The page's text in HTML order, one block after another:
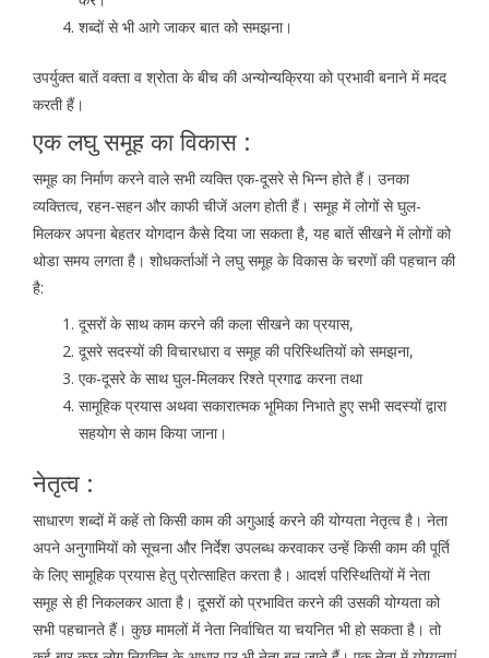
शब्दों से भी आगे जाकर बात को समझना।
उपर्युक्त बातें वक्ता व श्रोता के बीच की अन्योन्यक्रिया को प्रभावी बनाने में मदद
करती हैं।
एक लघु समूह का विकास :
समूह का निर्माण करने वाले सभी व्यक्ति एक-दूसरे से भिन्न होते हैं। उनका
व्यक्तित्व, रहन-सहन और काफी चीजें अलग होती हैं। समूह में लोगों से घुल-
मिलकर अपना बेहतर योगदान कैसे दिया जा सकता है, यह बातें सीखने में लोगों को
थोडा समय लगता है। शोधकर्ताओं ने लघु समूह के विकास के चरणों की पहचान की
है:
दूसरों के साथ काम करने की कला सीखने का प्रयास,
दूसरे सदस्यों की विचारधारा व समूह की परिस्थितियों को समझना,
एक-दूसरे के साथ घुल-मिलकर रिश्ते प्रगाढ करना तथा
सामूहिक प्रयास अथवा सकारात्मक भूमिका निभाते हुए सभी सदस्यों द्वारा
सहयोग से काम किया जाना।
नेतृत्व :
साधारण शब्दों में कहें तो किसी काम की अगुआई करने की योग्यता नेतृत्व है। नेता
अपने अनुगामियों को सूचना और निर्देश उपलब्ध करवाकर उन्हें किसी काम की पूर्ति
के लिए सामूहिक प्रयास हेतु प्रोत्साहित करता है। आदर्श परिस्थितियों में नेता
समूह से ही निकलकर आता है। दूसरों को प्रभावित करने की उसकी योग्यता को
सभी पहचानते हैं। कुछ मामलों में नेता निर्वाचित या चयनित भी हो सकता है। तो